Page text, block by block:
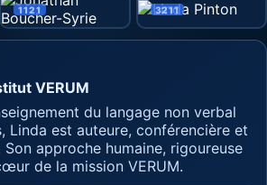
1121 3211
VERUM
du langage non verbal
Linda est auteure, conférencière et
approche humaine, rigoureuse
de la mission VERUM.